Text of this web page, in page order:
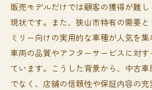
販売モデルだけでは顧客の獲得が難
現状です。また、狭山市特有の需要と
ミリー向けの実用的な車種が人気を集
車両の品質やアフターサービスに対
ています。こうした背景から、中古
でなく、店舗の信頼性や保証内容の